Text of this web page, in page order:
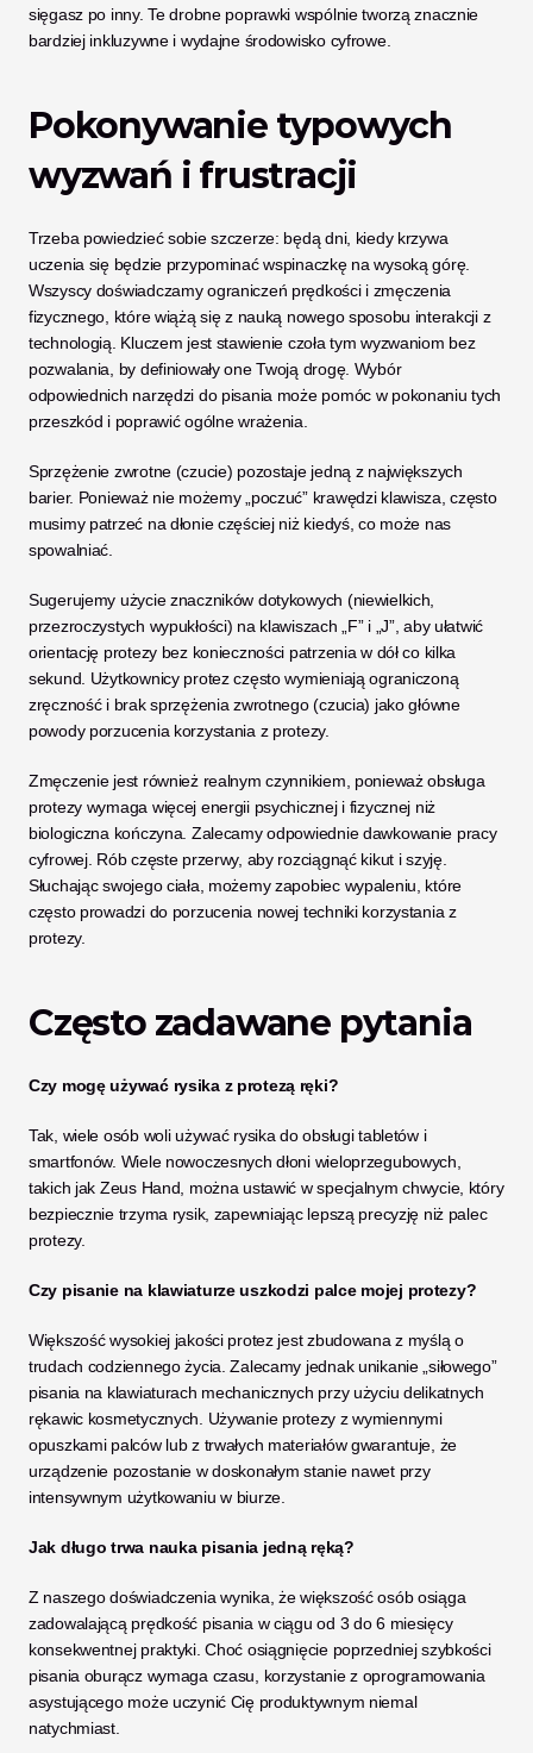
sięgasz po inny. Te drobne poprawki wspólnie tworzą znacznie
bardziej inkluzywne i wydajne środowisko cyfrowe.
Pokonywanie typowych
wyzwań i frustracji
Trzeba powiedzieć sobie szczerze: będą dni, kiedy krzywa
uczenia się będzie przypominać wspinaczkę na wysoką górę.
Wszyscy doświadczamy ograniczeń prędkości i zmęczenia
fizycznego, które wiążą się z nauką nowego sposobu interakcji z
technologią. Kluczem jest stawienie czoła tym wyzwaniom bez
pozwalania, by definiowały one Twoją drogę. Wybór
odpowiednich narzędzi do pisania może pomóc w pokonaniu tych
przeszkód i poprawić ogólne wrażenia.
Sprzężenie zwrotne (czucie) pozostaje jedną z największych
barier. Ponieważ nie możemy „poczuć” krawędzi klawisza, często
musimy patrzeć na dłonie częściej niż kiedyś, co może nas
spowalniać.
Sugerujemy użycie znaczników dotykowych (niewielkich,
przezroczystych wypukłości) na klawiszach „F” i „J”, aby ułatwić
orientację protezy bez konieczności patrzenia w dół co kilka
sekund. Użytkownicy protez często wymieniają ograniczoną
zręczność i brak sprzężenia zwrotnego (czucia) jako główne
powody porzucenia korzystania z protezy.
Zmęczenie jest również realnym czynnikiem, ponieważ obsługa
protezy wymaga więcej energii psychicznej i fizycznej niż
biologiczna kończyna. Zalecamy odpowiednie dawkowanie pracy
cyfrowej. Rób częste przerwy, aby rozciągnąć kikut i szyję.
Słuchając swojego ciała, możemy zapobiec wypaleniu, które
często prowadzi do porzucenia nowej techniki korzystania z
protezy.
Często zadawane pytania
Czy mogę używać rysika z protezą ręki?
Tak, wiele osób woli używać rysika do obsługi tabletów i
smartfonów. Wiele nowoczesnych dłoni wieloprzegubowych,
takich jak Zeus Hand, można ustawić w specjalnym chwycie, który
bezpiecznie trzyma rysik, zapewniając lepszą precyzję niż palec
protezy.
Czy pisanie na klawiaturze uszkodzi palce mojej protezy?
Większość wysokiej jakości protez jest zbudowana z myślą o
trudach codziennego życia. Zalecamy jednak unikanie „siłowego”
pisania na klawiaturach mechanicznych przy użyciu delikatnych
rękawic kosmetycznych. Używanie protezy z wymiennymi
opuszkami palców lub z trwałych materiałów gwarantuje, że
urządzenie pozostanie w doskonałym stanie nawet przy
intensywnym użytkowaniu w biurze.
Jak długo trwa nauka pisania jedną ręką?
Z naszego doświadczenia wynika, że większość osób osiąga
zadowalającą prędkość pisania w ciągu od 3 do 6 miesięcy
konsekwentnej praktyki. Choć osiągnięcie poprzedniej szybkości
pisania oburącz wymaga czasu, korzystanie z oprogramowania
asystującego może uczynić Cię produktywnym niemal
natychmiast.